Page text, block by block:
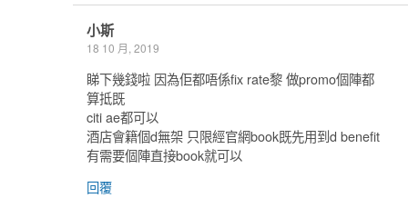
小斯
18 10 月, 2019
睇下幾錢啦 因為佢都唔係fix rate黎 做promo個陣都
算抵既
citi ae都可以
酒店會籍個d無架 只限經官網book既先用到d benefit
有需要個陣直接book就可以
回覆